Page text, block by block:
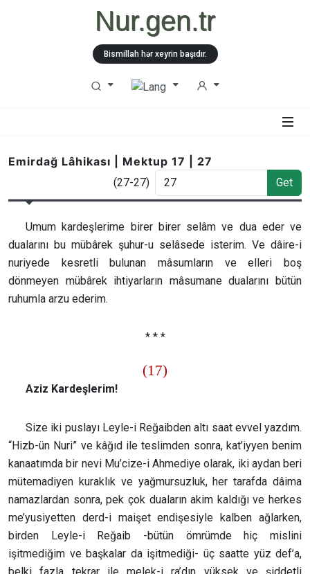
Nur.gen.tr
Bismillah hər xeyrin başıdır.
Emirdağ Lâhikası | Mektup 17 | 27
(27-27) Get
Umum kardeşlerime birer birer selâm ve dua eder ve
dualarını bu mübârek şuhur-u selâsede isterim. Ve dâire-i
nuriyede kesretli bulunan mâsumların ve elleri boş
dönmeyen mübârek ihtiyarların mâsumane dualarını bütün
ruhumla arzu ederim.
* * *
(17)
Aziz Kardeşlerim!
Size iki puslayı Leyle-i Reğaibden altı saat evvel yazdım.
“Hizb-ün Nuri” ve kâğıd ile teslimden sonra, kat’iyyen benim
kanaatımda bir nevi Mu’cize-i Ahmediye olarak, iki aydan beri
mütemadiyen kuraklık ve yağmursuzluk, her tarafda dâima
namazlardan sonra, pek çok duaların akim kaldığı ve herkes
me’yusiyetten derd-i maişet endişesiyle kalben ağlarken,
birden Leyle-i Reğaib -bütün ömrümde hiç mislini
işitmediğim ve başkalar da işitmediği- üç saatte yüz def’a,